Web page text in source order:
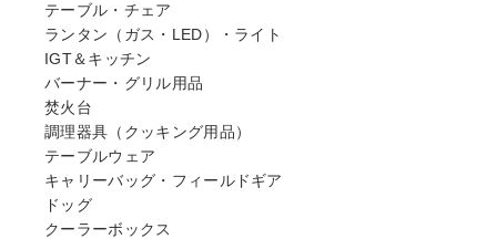
テーブル・チェア
ランタン（ガス・LED）・ライト
IGT＆キッチン
バーナー・グリル用品
焚火台
調理器具（クッキング用品）
テーブルウェア
キャリーバッグ・フィールドギア
ドッグ
クーラーボックス